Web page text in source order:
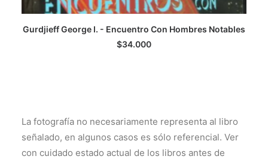
AGREGAR AL CARRITO
Gurdjieff George I. - Encuentro Con Hombres Notables
$34.000
La fotografía no necesariamente representa al libro
señalado, en algunos casos es sólo referencial. Ver
con cuidado estado actual de los libros antes de